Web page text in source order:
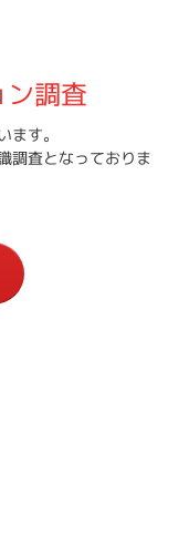
調査
す。
調査となっておりま